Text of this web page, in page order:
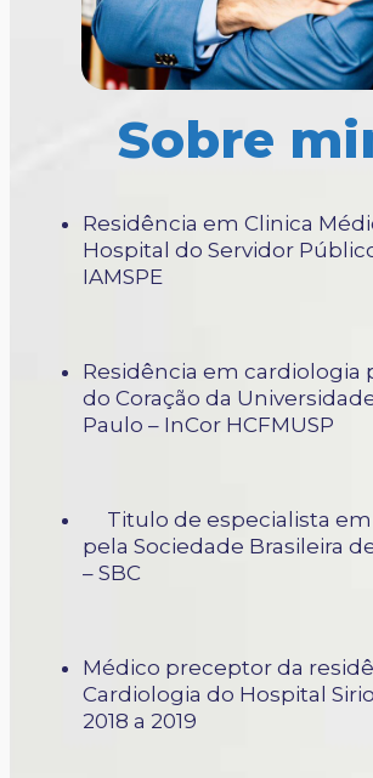
Sobre
Residência em Clinica
Hospital do Servidor
IAMSPE
Residência em cardiologia
do Coração da
Paulo – InCor HCFMUSP
Titulo de especialista em
pela Sociedade Brasileira
– SBC
Médico preceptor da
Cardiologia do Hospital
2018 a 2019